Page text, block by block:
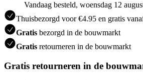
Vandaag besteld, woensdag 12
Thuisbezorgd voor €4.95 en gratis
Gratis bezorgd in de bouwmarkt
Gratis retourneren in de bouwmarkt
Gratis retourneren in de